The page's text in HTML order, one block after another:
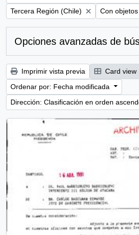
Remove filter:
Tercera Región (Chile) Remove
Con
Opciones avanzadas de
Imprimir vista previa Card view
Ordenar por: Fecha modificada
Dirección: Clasificación en orden